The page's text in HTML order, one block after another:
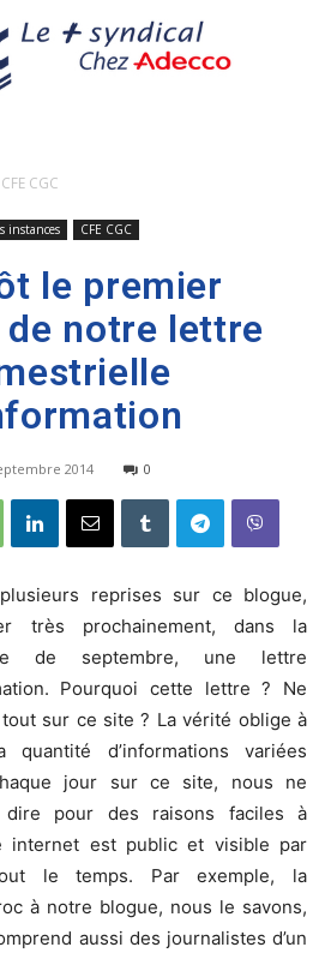
CFE CGC
instances CFE CGC
le premier
de notre lettre
2014 0
reprises sur ce blogue,
très prochainement, dans la
de septembre, une lettre
Pourquoi cette lettre ? Ne
sur ce site ? La vérité oblige à
d’informations variées
jour sur ce site, nous ne
pour des raisons faciles à
internet est public et visible par
le temps. Par exemple, la
à notre blogue, nous le savons,
aussi des journalistes d’un